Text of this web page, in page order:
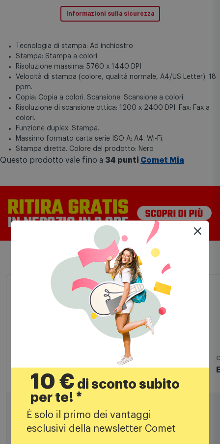
Informazioni sulla sicurezza
Tecnologia di stampa: Ad inchiostro
Stampa: Stampa a colori
Risoluzione massima: 5760 x 1440 DPI
Velocità di stampa (colore, qualità normale, A4/US Letter): 18
ppm.
Copia: Copia a colori. Scansione: Scansione a colori
Risoluzione di scansione ottica: 1200 x 2400 DPI. Fax: Fax a
colori.
Funzione duplex: Stampa.
Massimo formato carta serie ISO A: A4. Wi-Fi.
Stampa diretta. Colore del prodotto: Nero
Questo prodotto vale fino a 34 punti Comet Mia
Scelti per te
Epson Kit cartucce C13t10g64020 Nero
ciano magenta giallo
10 € di sconto subito
per te! *
È solo il primo dei vantaggi
esclusivi della newsletter Comet